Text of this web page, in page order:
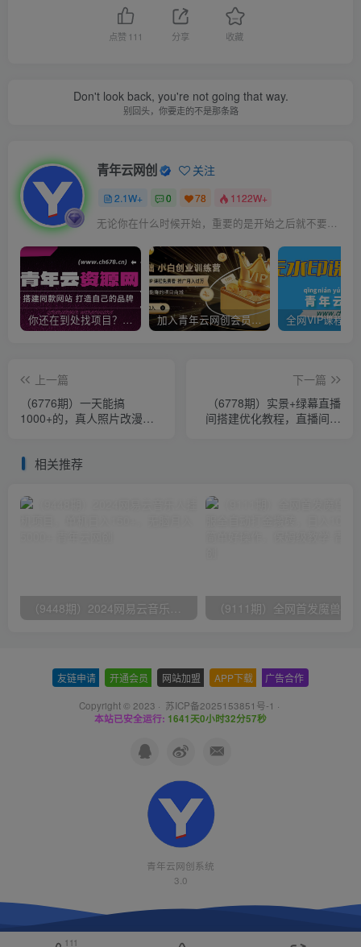
点赞 111 分享 收藏
Don't look back, you're not going that way.
别回头，你要走的不是那条路
青年云网创 关注
2.1W+ 0 78 1122W+
无论你在什么时候开始，重要的是开始之后就不要停止
你还在到处找项目？还在当韭菜？我靠卖项目一个月收入5万+，曾经我也是个失败者。 加入青年云网创会员，全站资源免费学习。加入高级合伙人，推广日入1000+
上一篇
（6776期）一天能搞
1000+的，真人照片改漫画
下一篇
（6778期）实景+绿幕直播
间搭建优化教程，直播间搭
相关推荐
友链申请 开通会员 网站加盟 APP下载 广告合作
Copyright © 2023 · 苏ICP备2025153851号-1 ·
本站已安全运行: 1641天0小时32分57秒
青年云网创系统
3.0
111